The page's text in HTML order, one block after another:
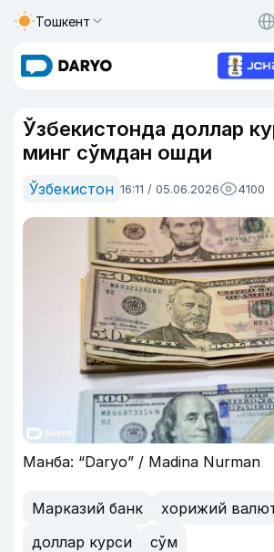
Тошкент
Ўзбекистонда доллар
минг сўмдан ошди
Ўзбекистон 16:11 / 05.06.2026 4100
Манба: “Daryo” / Madina Nurman
Марказий банк
хорижий
доллар курси
сўм